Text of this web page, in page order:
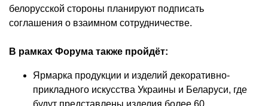
белорусской стороны планируют подписать
соглашения о взаимном сотрудничестве.
В рамках Форума также пройдёт:
Ярмарка продукции и изделий декоративно-
прикладного искусства Украины и Беларуси, где
будут представлены изделия более 60